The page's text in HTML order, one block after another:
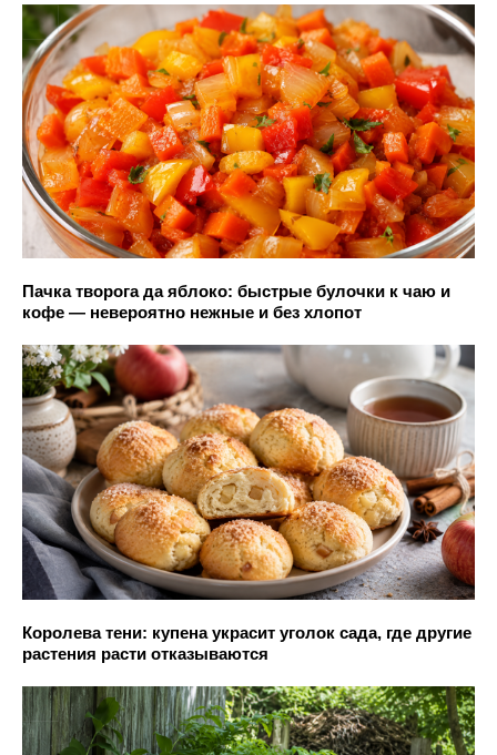
Пачка творога да яблоко: быстрые булочки к чаю и
кофе — невероятно нежные и без хлопот
Королева тени: купена украсит уголок сада, где другие
растения расти отказываются